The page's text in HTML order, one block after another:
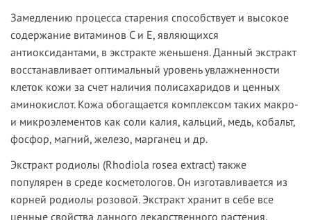
Замедлению процесса старения способствует и высокое
содержание витаминов С и Е, являющихся
антиоксидантами, в экстракте женьшеня. Данный экстракт
восстанавливает оптимальный уровень увлажненности
клеток кожи за счет наличия полисахаридов и ценных
аминокислот. Кожа обогащается комплексом таких макро-
и микроэлементов как соли калия, кальций, медь, кобальт,
фосфор, магний, железо, марганец и др.
Экстракт родиолы (Rhodiola rosea extract) также
популярен в среде косметологов. Он изготавливается из
корней родиолы розовой. Экстракт хранит в себе все
ценные свойства данного лекарственного растения.